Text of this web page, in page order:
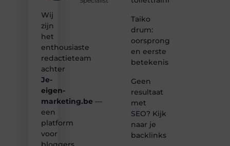
Wij
zijn
het
enthousiaste
redactieteam
achter
Je-
eigen-
marketing.be —
een
platform
voor
Taiko
drum:
oorsprong
en eerste
betekenis
Geen
resultaat
met
SEO? Kijk
naar je
backlinks